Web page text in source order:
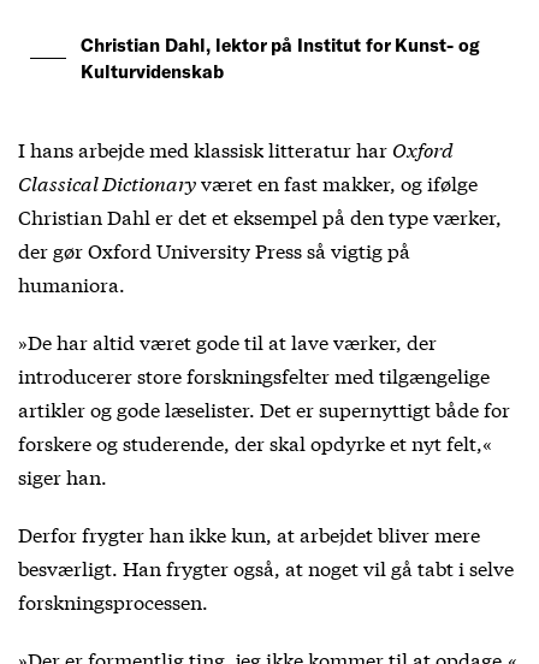
Christian Dahl, lektor på Institut for Kunst- og
Kulturvidenskab
I hans arbejde med klassisk litteratur har Oxford
Classical Dictionaryværet en fast makker, og ifølge
Christian Dahl er det et eksempel på den type værker,
der gør Oxford University Press så vigtig på
humaniora.
»De har altid været gode til at lave værker, der
introducerer store forskningsfelter med tilgængelige
artikler og gode læselister. Det er supernyttigt både for
forskere og studerende, der skal opdyrke et nyt felt,«
siger han.
Derfor frygter han ikke kun, at arbejdet bliver mere
besværligt. Han frygter også, at noget vil gå tabt i selve
forskningsprocessen.